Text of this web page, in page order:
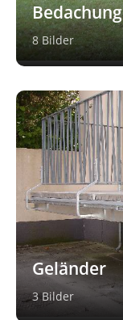
Bedachung
8 Bilder
Geländer
3 Bilder